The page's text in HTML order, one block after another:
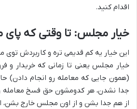
اقدام کنید.
خیار مجلس: تا وقتی که
این خیار یه کم قدیمی تره و کاربردش توی
خیار مجلس یعنی تا زمانی که خریدار و
(همون جایی که معامله رو انجام دادن)
جدا نشدن، هر کدومشون حق فسخ معامله
از هم جدا بشن و از اون مجلس خارج بشن،